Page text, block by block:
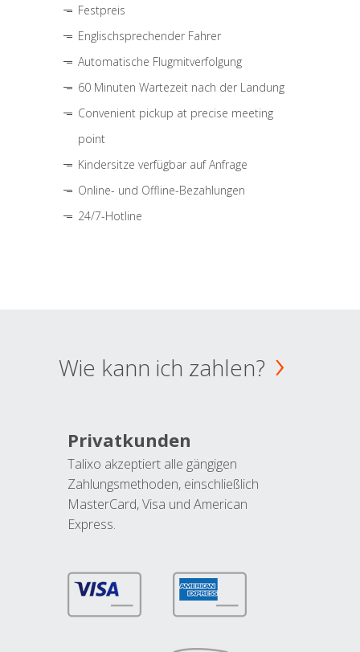
Festpreis
Englischsprechender Fahrer
Automatische Flugmitverfolgung
60 Minuten Wartezeit nach der Landung
Convenient pickup at precise meeting
point
Kindersitze verfügbar auf Anfrage
Online- und Offline-Bezahlungen
24/7-Hotline
Wie kann ich zahlen?
Privatkunden
Talixo akzeptiert alle gängigen
Zahlungsmethoden, einschließlich
MasterCard, Visa und American
Express.